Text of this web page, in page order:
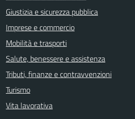
Giustizia e sicurezza pubblica
Imprese e commercio
Mobilità e trasporti
Salute, benessere e assistenza
Tributi, finanze e contravvenzioni
Turismo
Vita lavorativa